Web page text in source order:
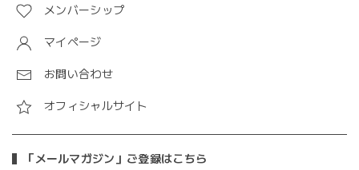
メンバーシップ
マイページ
お問い合わせ
オフィシャルサイト
「メールマガジン」ご登録はこちら